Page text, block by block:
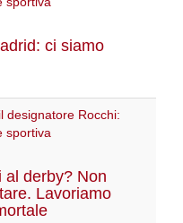
ci siamo
al derby? Non
Lavoriamo